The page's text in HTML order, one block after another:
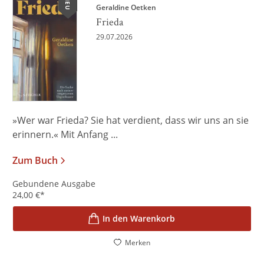
NEU Geraldine Oetken
Frieda
29.07.2026
»Wer war Frieda? Sie hat verdient, dass wir uns an sie
erinnern.« Mit Anfang ...
Zum Buch
Gebundene Ausgabe
24,00 €*
In den Warenkorb
Merken